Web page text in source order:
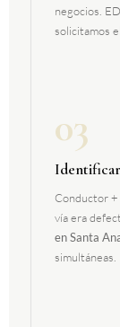
negocios.
solicitamos
03
Conductor +
vía era
en Santa
simultáneas.